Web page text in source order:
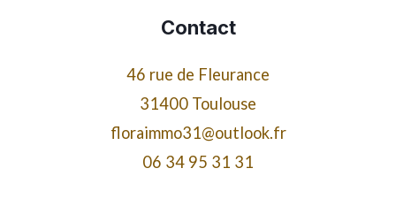
Contact
46 rue de Fleurance
31400 Toulouse
floraimmo31@outlook.fr
06 34 95 31 31